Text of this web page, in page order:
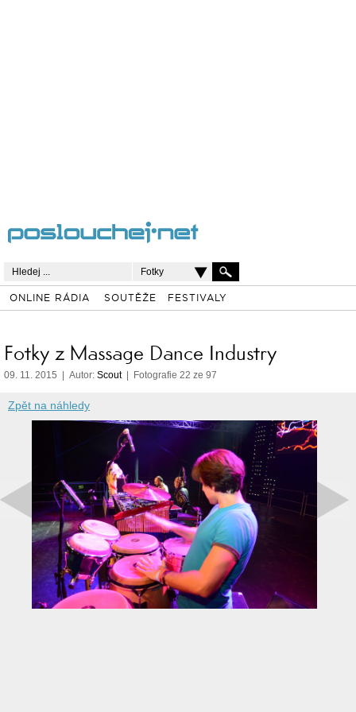
Fotky
ONLINE RÁDIA SOUTĚŽE FESTIVALY
Fotky z Massage Dance Industry
09. 11. 2015 | Autor: Scout| Fotografie 22 ze 97
Zpět na náhledy